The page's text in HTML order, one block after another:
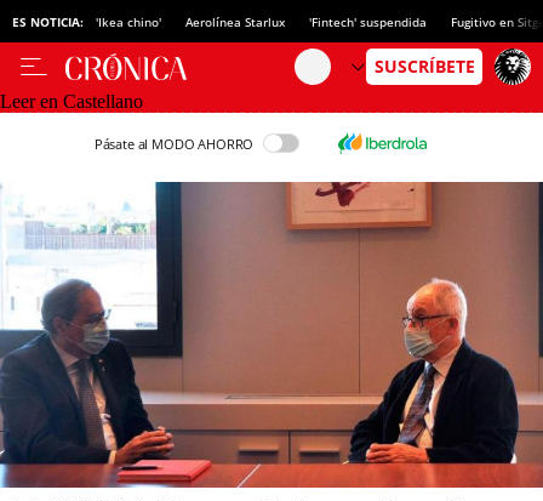
ES NOTICIA: 'Ikea chino' Aerolínea Starlux 'Fintech' suspendida Fugitivo en
Leer en Castellano
Pásate al MODO AHORRO